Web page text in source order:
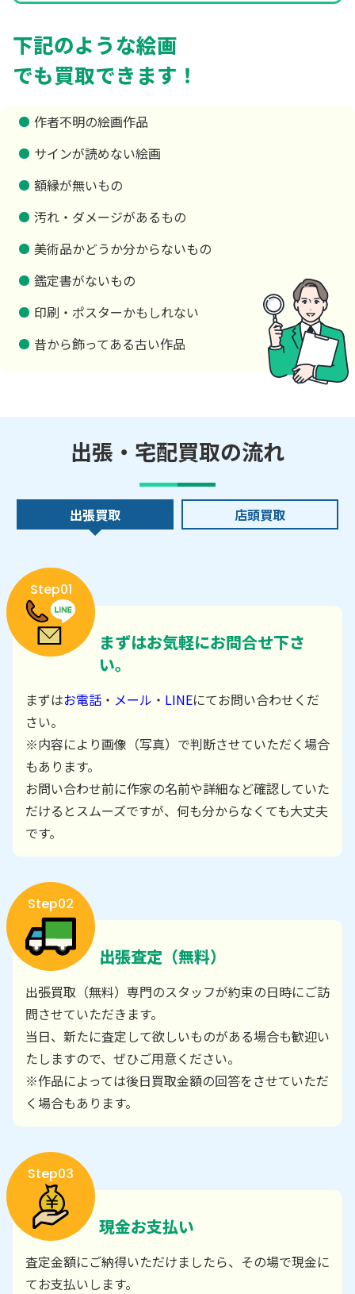
下記のような絵画
でも買取できます！
作者不明の絵画作品
サインが読めない絵画
額縁が無いもの
汚れ・ダメージがあるもの
美術品かどうか分からないもの
鑑定書がないもの
印刷・ポスターかもしれない
昔から飾ってある古い作品
出張・宅配買取の流れ
出張買取 店頭買取
Step01
まずはお気軽にお問合せ下さ
い。
まずはお電話 ・ メール ・ LINEにてお問い合わせくだ
さい。
※内容により画像（写真）で判断させていただく場合
もあります。
お問い合わせ前に作家の名前や詳細など確認していた
だけるとスムーズですが、何も分からなくても大丈夫
です。
Step02
出張査定（無料）
出張買取（無料）専門のスタッフが約束の日時にご訪
問させていただきます。
当日、新たに査定して欲しいものがある場合も歓迎い
たしますので、ぜひご用意ください。
※作品によっては後日買取金額の回答をさせていただ
く場合もあります。
Step03
現金お支払い
査定金額にご納得いただけましたら、その場で現金に
てお支払いします。